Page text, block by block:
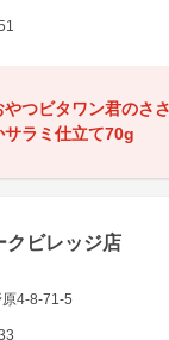
やつビタワン君のさ
ラミ仕立て70g
クビレッジ店
4-8-71-5